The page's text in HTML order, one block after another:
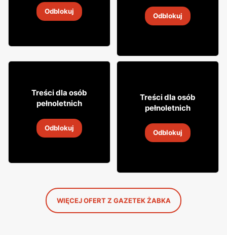
18 sie 2026Odblokuj
Wódka Żołądkowa Gorzka
18 sie 2026
Odblokuj
49 99
18 sie 2026
Treści dla osób
pełnoletnich
Odblokuj
3199
Napój alkoholowy Soplica
18 sie 2026
Treści dla osób
pełnoletnich
Odblokuj
WIĘCEJ OFERT Z GAZETEK ŻABKA